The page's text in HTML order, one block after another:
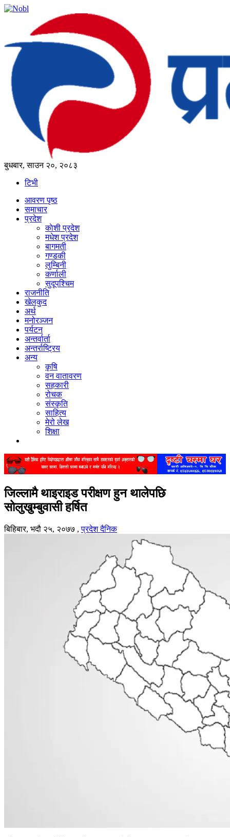
बुधबार, साउन २०, २०८३
टिभी
आवरण पृष्‍ठ
समाचार
प्रदेश
काेशी प्रदेश
मधेश प्रदेश
बागमती
गण्डकी
लुम्बिनी
कर्णाली
सुदूपश्‍चिम
राजनीति
खेलकुद
अर्थ
मनोरञ्‍जन
पर्यटन
अन्तर्वार्ता
अन्तर्राष्‍ट्रिय
अन्य
कृषि
वन वातावरण
सहकारी
रोचक
संस्कृति
साहित्य
मेरो लेख
शिक्षा
जिल्लामै थाइराइड परीक्षण हुन थालेपछि
सोलुखुम्बुवासी हर्षित
बिहिबार, भदौ २५, २०७७ ,प्रदेश दैनिक